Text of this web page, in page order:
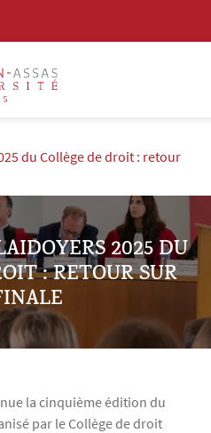
du Collège de droit : retour
2025 DU
: RETOUR SUR
la cinquième édition du
par le Collège de droit